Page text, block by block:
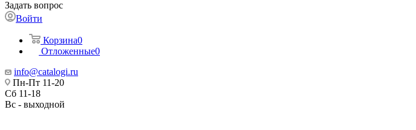
Задать вопрос
Войти
Корзина0
Отложенные0
info@catalogi.ru
Пн-Пт 11-20
Сб 11-18
Вс - выходной